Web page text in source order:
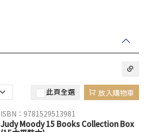
此頁全選 放入購物車
ISBN：9781529513981
Judy Moody 15 Books Collection Box